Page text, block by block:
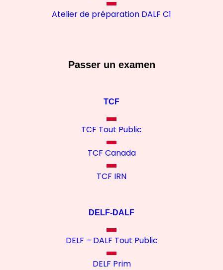
Atelier de préparation DALF C1
Passer un examen
TCF
TCF Tout Public
TCF Canada
TCF IRN
DELF-DALF
DELF – DALF Tout Public
DELF Prim